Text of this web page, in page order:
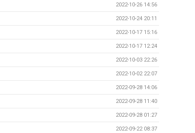
2022-10-26 14:56
2022-10-24 20:11
2022-10-17 15:16
2022-10-17 12:24
2022-10-03 22:26
2022-10-02 22:07
2022-09-28 14:06
2022-09-28 11:40
2022-09-28 01:27
2022-09-22 08:37